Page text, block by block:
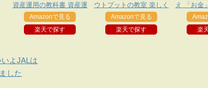
資産運用の教科書 資産運
用勉強シリーズ
Amazonで見る
楽天で探す
ウトプットの教室 楽しく
続けるクリエイター生活
できるビジネスシリーズ
Amazonで見る
楽天で探す
え 「お金
生み出す
楽
よJALは
した